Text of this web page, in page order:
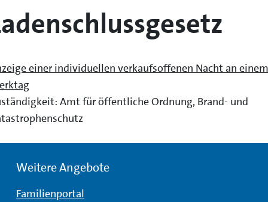
einer individuellen verkaufsoffenen Nacht an einem
Amt für öffentliche Ordnung, Brand- und
Weitere Angebote
Familienportal